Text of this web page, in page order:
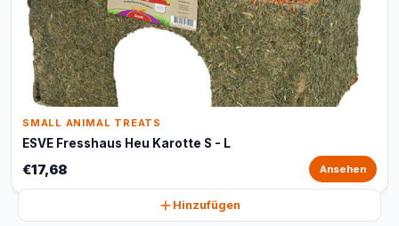
SMALL ANIMAL TREATS
ESVE Fresshaus Heu Karotte S - L
€17,68 Ansehen
Hinzufügen